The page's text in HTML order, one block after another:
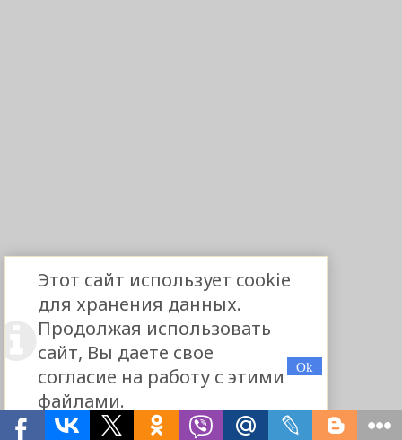
Этот сайт использует cookie
для хранения данных.
Продолжая использовать
сайт, Вы даете свое
согласие на работу с этими
файлами.